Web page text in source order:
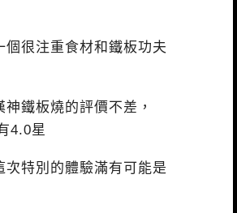
個很注重食材和鐵板功夫
神鐵板燒的評價不差，
4.0星
次特別的體驗滿有可能是